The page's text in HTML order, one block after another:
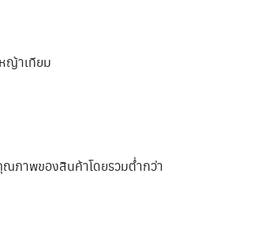
ญ้าเทียม
ณภาพของสินค้าโดยรวมต่ำกว่า